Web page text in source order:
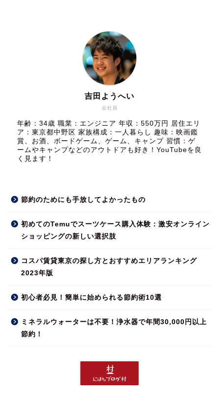
会社員
吉田ようへい
年齢：34歳 職業：エンジニア 年収：550万円 居住エリ
ア：東京都中野区 家族構成：一人暮らし 趣味：映画鑑
賞、お酒、ボードゲーム、ゲーム、キャンプ 習慣：ゲ
ームやキャンプなどのアウトドアも好き！YouTubeを良
く見ます！
節約のためにも手放してよかったもの
初めてのTemuでスーツケース購入体験：激安オンライン
ショッピングの新しい選択肢
コスパ賃貸東京の探し方とおすすめエリアランキング
2023年版
初心者必見！簡単に始められる節約術10選
ミネラルウォーターは不要！浄水器で年間30,000円以上
節約！